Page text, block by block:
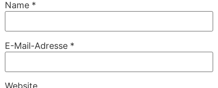
Name *
E-Mail-Adresse *
Website